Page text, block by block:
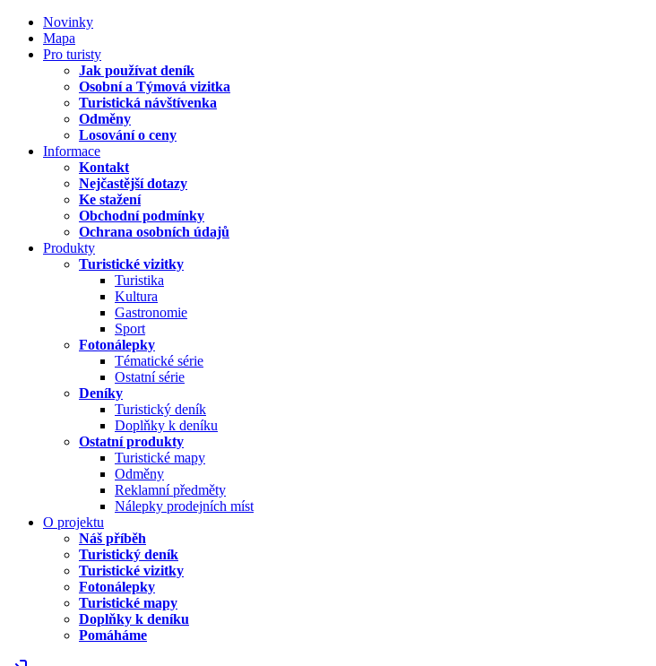
Novinky
Mapa
Pro turisty
Jak používat deník
Osobní a Týmová vizitka
Turistická návštívenka
Odměny
Losování o ceny
Informace
Kontakt
Nejčastější dotazy
Ke stažení
Obchodní podmínky
Ochrana osobních údajů
Produkty
Turistické vizitky
Turistika
Kultura
Gastronomie
Sport
Fotonálepky
Tématické série
Ostatní série
Deníky
Turistický deník
Doplňky k deníku
Ostatní produkty
Turistické mapy
Odměny
Reklamní předměty
Nálepky prodejních míst
O projektu
Náš příběh
Turistický deník
Turistické vizitky
Fotonálepky
Turistické mapy
Doplňky k deníku
Pomáháme